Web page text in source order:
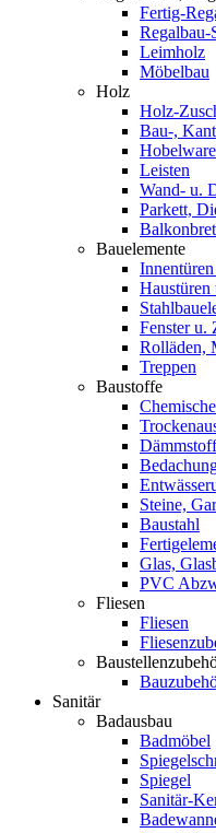
Fertig-
Regalbau-
Leimholz
Möbelbau
Holz
Holz-
Bau-,
Hobelware
Leisten
Wand- u.
Parkett,
Bauelemente
Haustüren
Fenster u.
Rolläden,
Treppen
Baustoffe
Steine,
Baustahl
Glas,
PVC
Fliesen
Fliesen
Sanitär
Badausbau
Badmöbel
Spiegel
Sanitär-